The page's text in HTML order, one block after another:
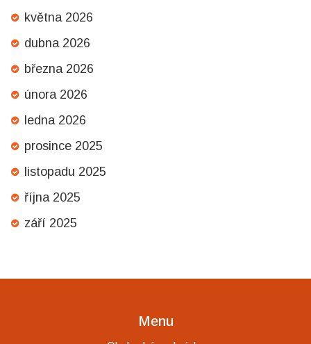
května 2026
dubna 2026
března 2026
února 2026
ledna 2026
prosince 2025
listopadu 2025
října 2025
září 2025
Menu